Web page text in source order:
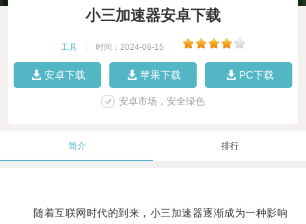
小三加速器安卓下载
工具 时间：2024-06-15
安卓下载 苹果下载 PC下载
安卓市场，安全绿色
简介 排行
随着互联网时代的到来，小三加速器逐渐成为一种影响